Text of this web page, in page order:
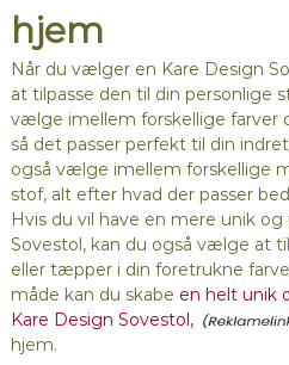
hjem
Når du vælger en Kare Design
at tilpasse den til din personlige
vælge imellem forskellige farver
så det passer perfekt til din
også vælge imellem forskellige
stof, alt efter hvad der passer
Hvis du vil have en mere unik
Sovestol, kan du også vælge at
eller tæpper i din foretrukne
måde kan du skabe en helt unik
Kare Design Sovestol,
hjem.